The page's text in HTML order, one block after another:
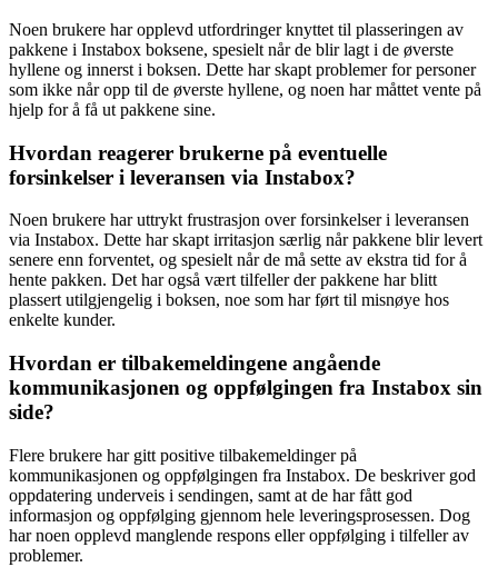
Noen brukere har opplevd utfordringer knyttet til plasseringen av
pakkene i Instabox boksene, spesielt når de blir lagt i de øverste
hyllene og innerst i boksen. Dette har skapt problemer for personer
som ikke når opp til de øverste hyllene, og noen har måttet vente på
hjelp for å få ut pakkene sine.
Hvordan reagerer brukerne på eventuelle
forsinkelser i leveransen via Instabox?
Noen brukere har uttrykt frustrasjon over forsinkelser i leveransen
via Instabox. Dette har skapt irritasjon særlig når pakkene blir levert
senere enn forventet, og spesielt når de må sette av ekstra tid for å
hente pakken. Det har også vært tilfeller der pakkene har blitt
plassert utilgjengelig i boksen, noe som har ført til misnøye hos
enkelte kunder.
Hvordan er tilbakemeldingene angående
kommunikasjonen og oppfølgingen fra Instabox sin
side?
Flere brukere har gitt positive tilbakemeldinger på
kommunikasjonen og oppfølgingen fra Instabox. De beskriver god
oppdatering underveis i sendingen, samt at de har fått god
informasjon og oppfølging gjennom hele leveringsprosessen. Dog
har noen opplevd manglende respons eller oppfølging i tilfeller av
problemer.